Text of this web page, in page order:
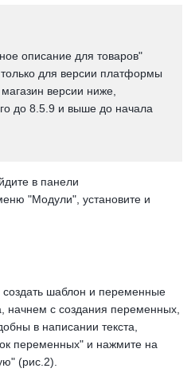
описание для товаров"
для версии платформы
версии ниже,
до 8.5.9 и выше до начала
в панели
"Модули", установите и
шаблон и переменные
начнем с создания переменных,
в написании текста,
переменных" и нажмите на
(рис.2).